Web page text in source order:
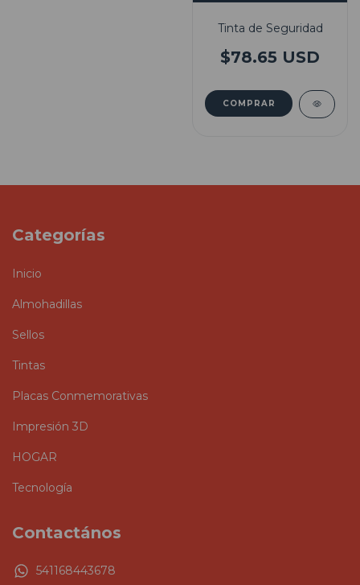
Tinta de Seguridad
$78.65 USD
COMPRAR
Categorías
Inicio
Almohadillas
Sellos
Tintas
Placas Conmemorativas
Impresión 3D
HOGAR
Tecnología
Contactános
541168443678